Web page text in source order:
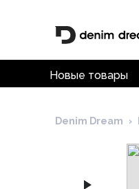
Новые товары
Denim Dream ›